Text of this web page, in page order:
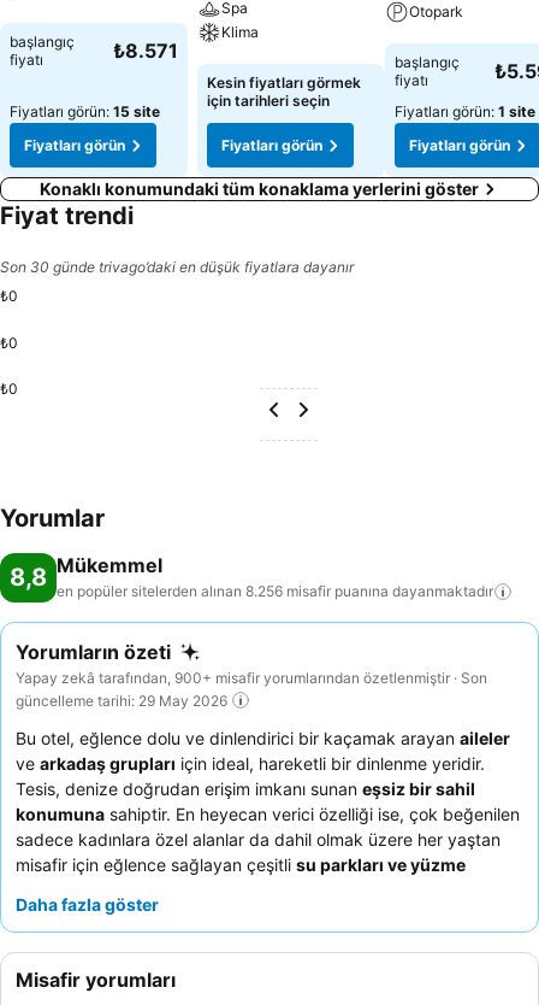
Fiyatları görün
başlangıç
fiyatı
₺8.571
Fiyatları görün: 15 site
Fiyatları görün
Spa
Klima
Fiyatları görün
Kesin fiyatları görmek
için tarihleri seçin
Fiyatları görün
Otopark
Fiyatları görün
başlangıç
fiyatı
Fiyatları görün: 1 site
Fiyatları görün
Konaklı konumundaki tüm konaklama yerlerini göster
Fiyat trendi
Son 30 günde trivago’daki en düşük fiyatlara dayanır
₺0
₺0
₺0
Yorumlar
8,8 Mükemmel
en popüler sitelerden alınan 8.256 misafir puanına dayanmaktadır
Yorumların özeti
Yapay zekâ tarafından, 900+ misafir yorumlarından özetlenmiştir · Son
güncelleme tarihi: 29 May 2026
Bu otel, eğlence dolu ve dinlendirici bir kaçamak arayan aileler
ve arkadaş grupları için ideal, hareketli bir dinlenme yeridir.
Tesis, denize doğrudan erişim imkanı sunan eşsiz bir sahil
konumuna sahiptir. En heyecan verici özelliği ise, çok beğenilen
sadece kadınlara özel alanlar da dahil olmak üzere her yaştan
misafir için eğlence sağlayan çeşitli su parkları ve yüzme
sayıda Türk yemeği ve taze malzemeler içeren çeşitli ve lezzetli
bir deneyim için bahçeye bakan bir oda talep etmeyi
düşünebilirsiniz.
Daha fazla göster
Misafir yorumları